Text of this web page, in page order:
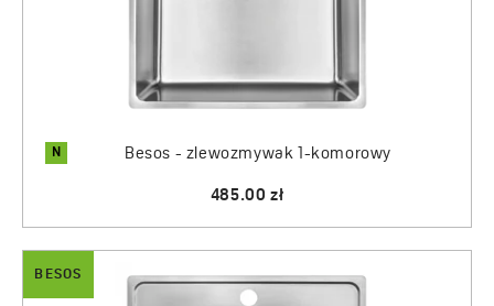
N Besos - zlewozmywak 1-komorowy
485.00 zł
BESOS